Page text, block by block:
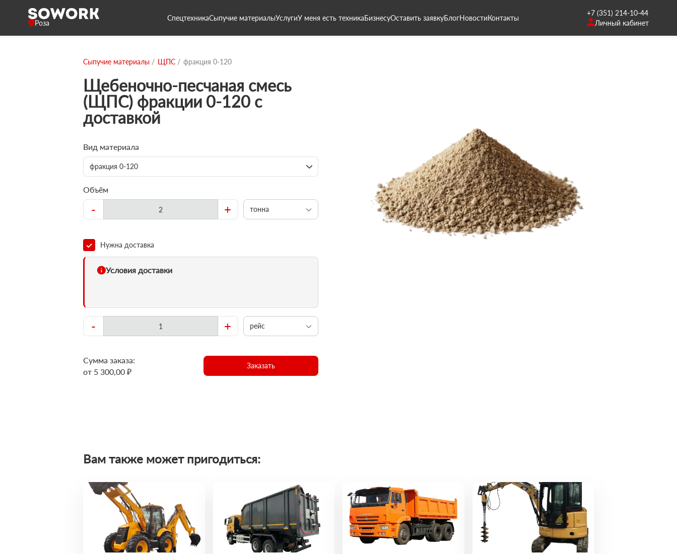
Роза
СпецтехникаСыпучие материалыУслугиУ меня есть техникаБизнесуОставить заявкуБлогНовостиКонтакты
+7 (351) 214-10-44
Личный кабинет
Сыпучие материалы ЩПС фракция 0-120
Щебеночно-песчаная смесь
(ЩПС) фракции 0-120 с
доставкой
Вид материала
фракция 0-120
Объём
- + тонна
Нужна доставка
Условия доставки
- + рейс
Сумма заказа:
от 5 300,00 ₽
Заказать
Вам также может пригодиться: